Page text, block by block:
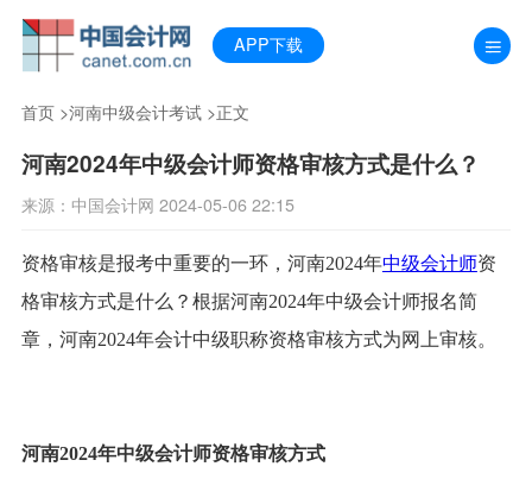
APP下载
首页>河南中级会计考试>正文
河南2024年中级会计师资格审核方式是什么？
来源：中国会计网 2024-05-06 22:15
资格审核是报考中重要的一环，河南2024年中级会计师资
格审核方式是什么？根据河南2024年中级会计师报名简
章，河南2024年会计中级职称资格审核方式为网上审核。
河南2024年中级会计师资格审核方式